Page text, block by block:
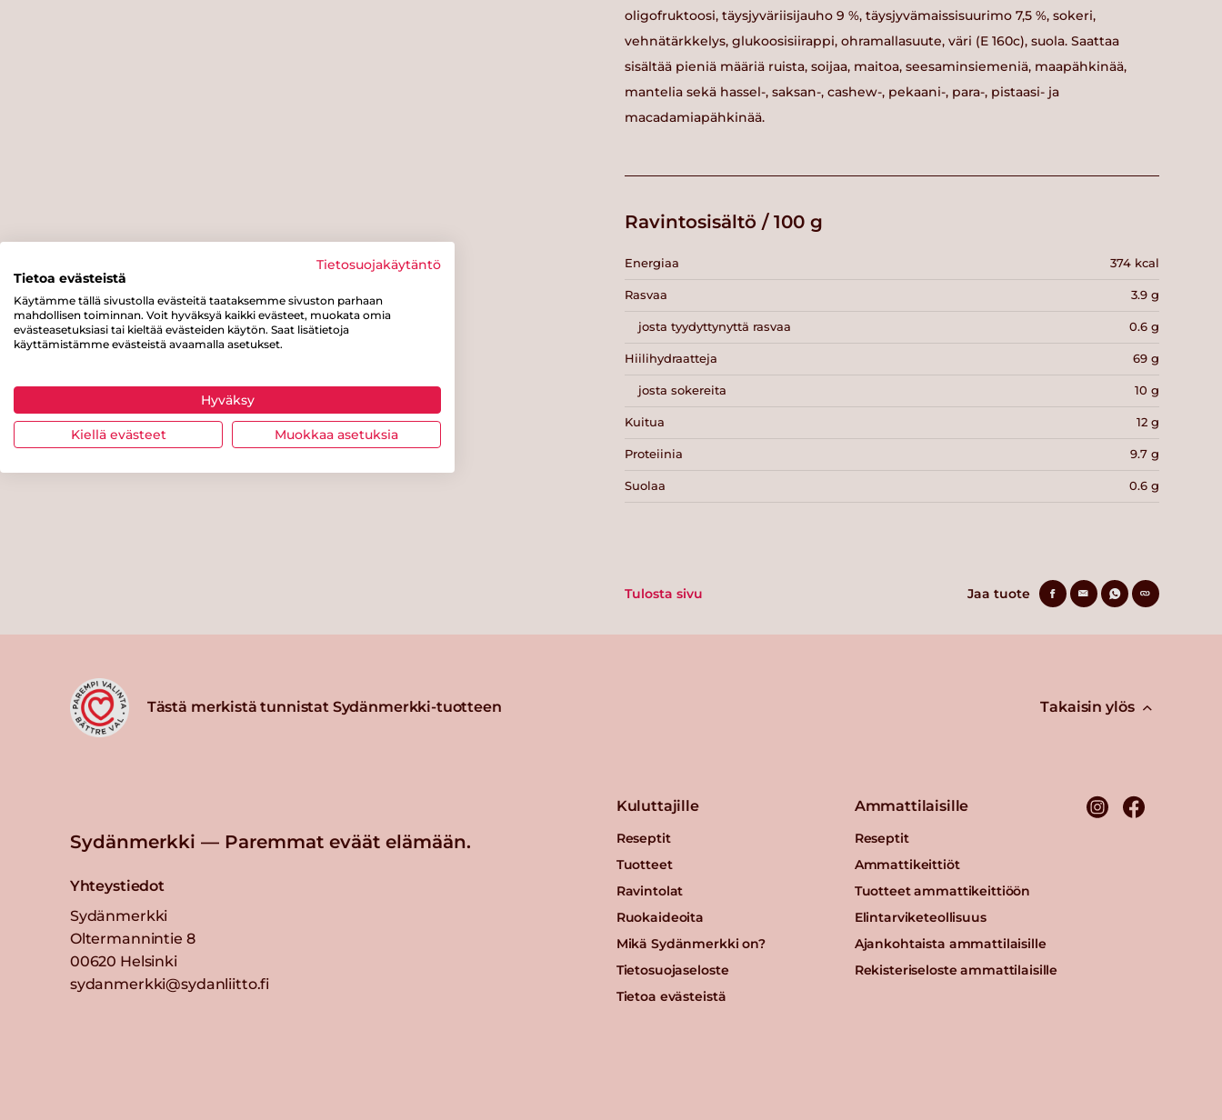
oligofruktoosi, täysjyväriisijauho 9 %, täysjyvämaissisuurimo 7,5 %, sokeri,
vehnätärkkelys, glukoosisiirappi, ohramallasuute, väri (E 160c), suola. Saattaa
sisältää pieniä määriä ruista, soijaa, maitoa, seesaminsiemeniä, maapähkinää,
mantelia sekä hassel-, saksan-, cashew-, pekaani-, para-, pistaasi- ja
macadamiapähkinää.
Ravintosisältö / 100 g
Energiaa 374 kcal
Rasvaa 3.9 g
josta tyydyttynyttä rasvaa 0.6 g
Hiilihydraatteja 69 g
josta sokereita 10 g
Kuitua 12 g
Proteiinia 9.7 g
Suolaa 0.6 g
Tulosta sivu Jaa tuote
Tästä merkistä tunnistat Sydänmerkki-tuotteen Takaisin ylös
Sydänmerkki — Paremmat eväät elämään.
Yhteystiedot
Sydänmerkki
Oltermannintie 8
00620 Helsinki
sydanmerkki@sydanliitto.fi
Kuluttajille
Reseptit
Tuotteet
Ravintolat
Ruokaideoita
Mikä Sydänmerkki on?
Tietosuojaseloste
Tietoa evästeistä
Ammattilaisille
Reseptit
Ammattikeittiöt
Tuotteet ammattikeittiöön
Elintarviketeollisuus
Ajankohtaista ammattilaisille
Rekisteriseloste ammattilaisille
Tietosuojakäytäntö
Tietoa evästeistä
Käytämme tällä sivustolla evästeitä taataksemme sivuston parhaan
mahdollisen toiminnan. Voit hyväksyä kaikki evästeet, muokata omia
evästeasetuksiasi tai kieltää evästeiden käytön. Saat lisätietoja
käyttämistämme evästeistä avaamalla asetukset.
Hyväksy
Kiellä evästeet Muokkaa asetuksia